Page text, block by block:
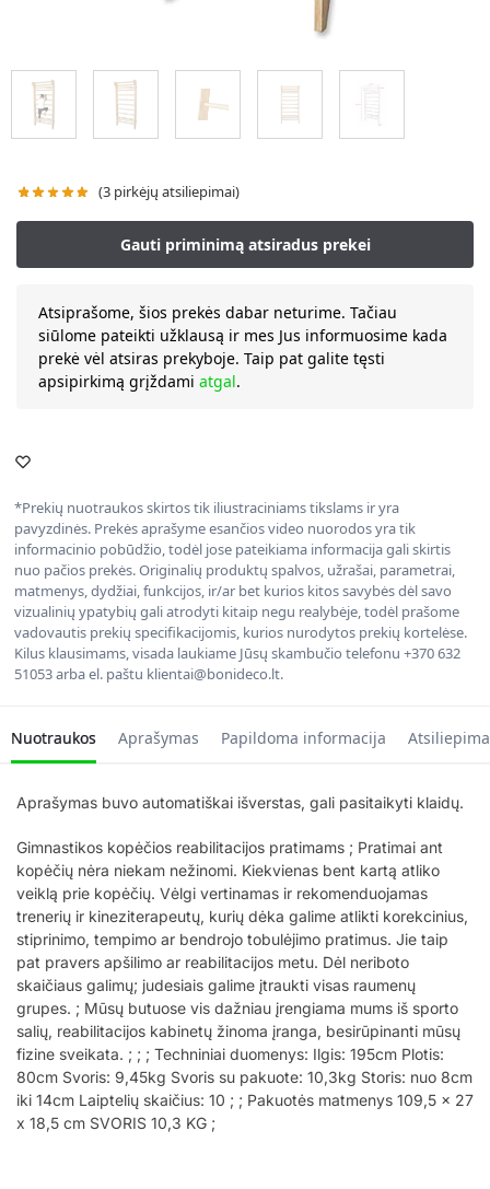
(3pirkėjų atsiliepimai)
Atsiprašome, šios prekės dabar neturime. Tačiau
siūlome pateikti užklausą ir mes Jus informuosime kada
prekė vėl atsiras prekyboje. Taip pat galite tęsti
apsipirkimą grįždami atgal.
*Prekių nuotraukos skirtos tik iliustraciniams tikslams ir yra
pavyzdinės. Prekės aprašyme esančios video nuorodos yra tik
informacinio pobūdžio, todėl jose pateikiama informacija gali skirtis
nuo pačios prekės. Originalių produktų spalvos, užrašai, parametrai,
matmenys, dydžiai, funkcijos, ir/ar bet kurios kitos savybės dėl savo
vizualinių ypatybių gali atrodyti kitaip negu realybėje, todėl prašome
vadovautis prekių specifikacijomis, kurios nurodytos prekių kortelėse.
Kilus klausimams, visada laukiame Jūsų skambučio telefonu +370 632
51053 arba el. paštu klientai@bonideco.lt.
Nuotraukos Aprašymas Papildoma informacija
Aprašymas buvo automatiškai išverstas, gali pasitaikyti klaidų.
Gimnastikos kopėčios reabilitacijos pratimams ; Pratimai ant
kopėčių nėra niekam nežinomi. Kiekvienas bent kartą atliko
veiklą prie kopėčių. Vėlgi vertinamas ir rekomenduojamas
trenerių ir kineziterapeutų, kurių dėka galime atlikti korekcinius,
stiprinimo, tempimo ar bendrojo tobulėjimo pratimus. Jie taip
pat pravers apšilimo ar reabilitacijos metu. Dėl neriboto
skaičiaus galimų; judesiais galime įtraukti visas raumenų
grupes. ; Mūsų butuose vis dažniau įrengiama mums iš sporto
salių, reabilitacijos kabinetų žinoma įranga, besirūpinanti mūsų
fizine sveikata. ; ; ; Techniniai duomenys: Ilgis: 195cm Plotis:
80cm Svoris: 9,45kg Svoris su pakuote: 10,3kg Storis: nuo 8cm
iki 14cm Laiptelių skaičius: 10 ; ; Pakuotės matmenys 109,5 x 27
x 18,5 cm SVORIS 10,3 KG ;